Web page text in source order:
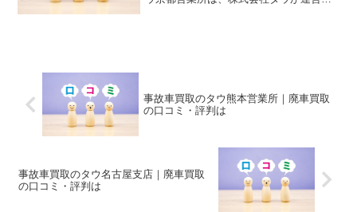
事故車買取のタウ熊本営業所｜廃車買取
の口コミ・評判は
事故車買取のタウ名古屋支店｜廃車買取
の口コミ・評判は